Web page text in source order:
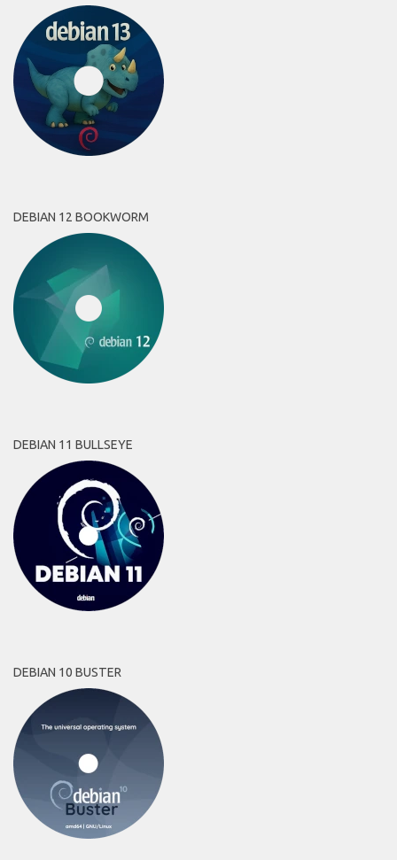
DEBIAN 12 BOOKWORM
DEBIAN 11 BULLSEYE
DEBIAN 10 BUSTER